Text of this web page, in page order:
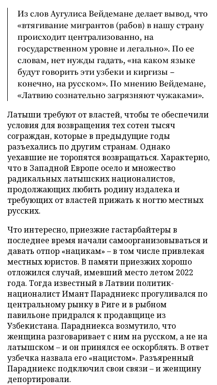
Из слов Аугулиса Вейдемане делает вывод, что
«втягивание мигрантов (рабов) в нашу страну
происходит централизованно, на
государственном уровне и легально». По ее
словам, нет нужды гадать, «на каком языке
будут говорить эти узбеки и киргизы –
конечно, на русском». По мнению Вейдемане,
«Латвию сознательно загрязняют чужаками».
Латыши требуют от властей, чтобы те обеспечили
условия для возвращения тех сотен тысяч
сограждан, которые в предыдущие годы
разъехались по другим странам. Однако
уехавшие не торопятся возвращаться. Характерно,
что в Западной Европе осело и множество
радикальных латышских националистов,
продолжающих любить родину издалека и
требующих от властей прижать к ногтю местных
русских.
Что интересно, приезжие гастарбайтеры в
последнее время начали самоорганизовываться и
давать отпор «нацикам» – в том числе привлекая
местных юристов. В памяти приезжих хорошо
отложился случай, имевший место летом 2022
года. Тогда известный в Латвии политик-
националист Имант Парадниекс прогуливался по
центральному рынку в Риге и в рыбном
павильоне придрался к продавщице из
Узбекистана. Парадниекса возмутило, что
женщина разговаривает с ним на русском, а не на
латышском – и он принялся ее оскорблять. В ответ
узбечка назвала его «нацистом». Разъяренный
Парадниекс подключил свои связи – и женщину
депортировали.